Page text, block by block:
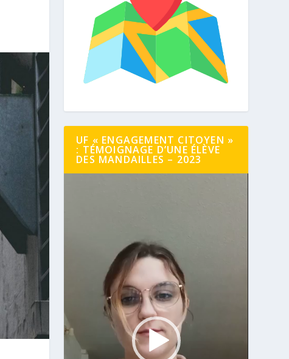
UF « ENGAGEMENT CITOYEN »
: TÉMOIGNAGE D’UNE ÉLÈVE
DES MANDAILLES – 2023